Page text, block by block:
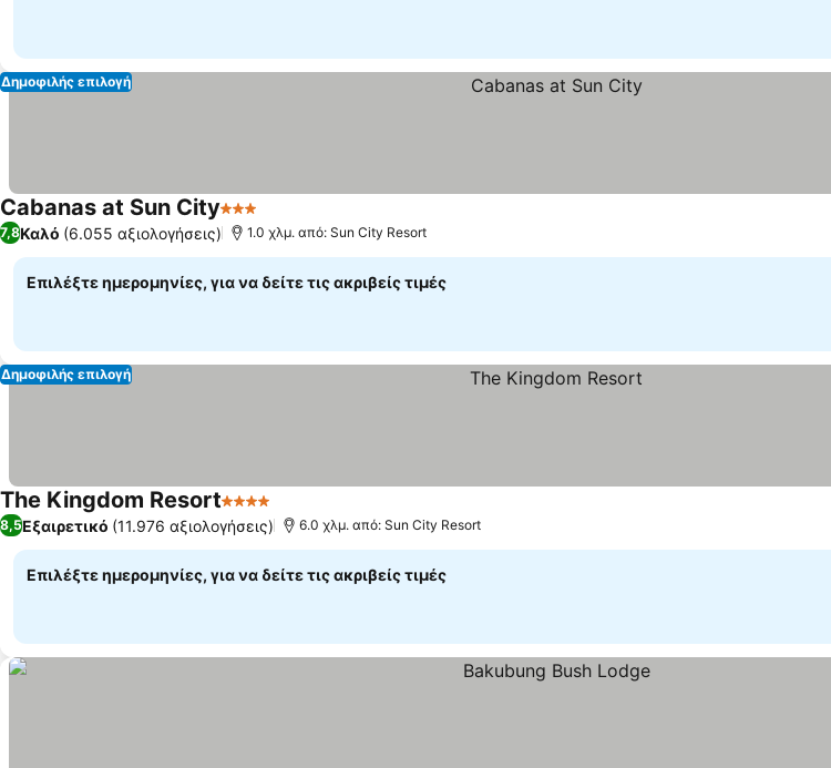
Δημοφιλής επιλογή
Cabanas at Sun City3 Αστέρια
7,8Καλό (6.055 αξιολογήσεις) 1.0 χλμ. από: Sun City Resort
Επιλέξτε ημερομηνίες, για να δείτε τις ακριβείς τιμές
Δημοφιλής επιλογή
The Kingdom Resort4 Αστέρια
8,5Εξαιρετικό (11.976 αξιολογήσεις) 6.0 χλμ. από: Sun City Resort
Επιλέξτε ημερομηνίες, για να δείτε τις ακριβείς τιμές